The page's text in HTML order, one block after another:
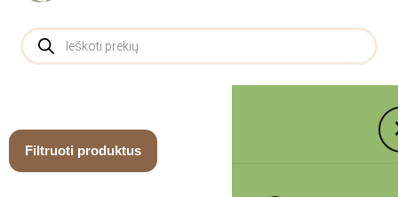
Filtruoti produktus